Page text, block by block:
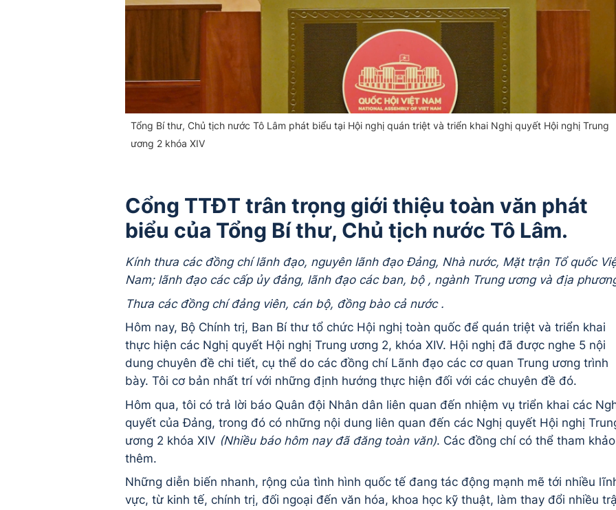
Tổng Bí thư, Chủ tịch nước Tô Lâm phát biểu tại Hội nghị quán triệt và triển khai Nghị quyết Hội nghị Trung
ương 2 khóa XIV
Cổng TTĐT trân trọng giới thiệu toàn văn phát
biểu của Tổng Bí thư, Chủ tịch nước Tô Lâm.
Kính thưa các đồng chí lãnh đạo, nguyên lãnh đạo Đảng, Nhà nước, Mặt trận Tổ quốc
Nam; lãnh đạo các cấp ủy đảng, lãnh đạo các ban, bộ , ngành Trung ương và địa
Thưa các đồng chí đảng viên, cán bộ, đồng bào cả nước .
Hôm nay, Bộ Chính trị, Ban Bí thư tổ chức Hội nghị toàn quốc để quán triệt và triển khai
thực hiện các Nghị quyết Hội nghị Trung ương 2, khóa XIV. Hội nghị đã được nghe 5 nội
dung chuyên đề chi tiết, cụ thể do các đồng chí Lãnh đạo các cơ quan Trung ương trình
bày. Tôi cơ bản nhất trí với những định hướng thực hiện đối với các chuyên đề đó.
Hôm qua, tôi có trả lời báo Quân đội Nhân dân liên quan đến nhiệm vụ triển khai các
quyết của Đảng, trong đó có những nội dung liên quan đến các Nghị quyết Hội nghị
ương 2 khóa XIV (Nhiều báo hôm nay đã đăng toàn văn). Các đồng chí có thể tham khảo
thêm.
Những diễn biến nhanh, rộng của tình hình quốc tế đang tác động mạnh mẽ tới nhiều
vực, từ kinh tế, chính trị, đối ngoại đến văn hóa, khoa học kỹ thuật, làm thay đổi nhiều